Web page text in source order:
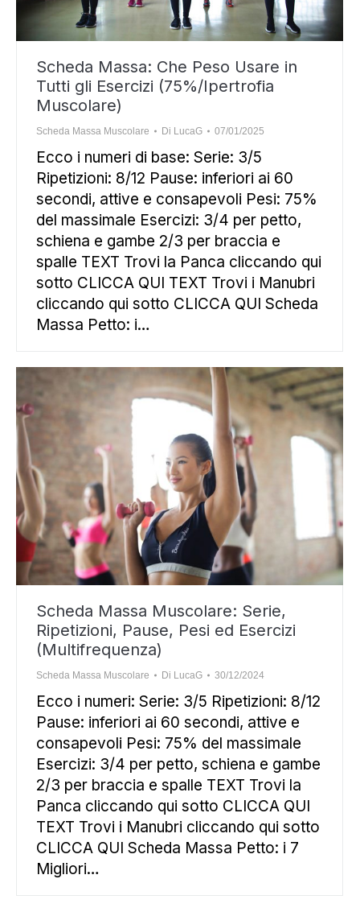
Scheda Massa: Che Peso Usare in
Tutti gli Esercizi (75%/Ipertrofia
Muscolare)
Scheda Massa Muscolare Di LucaG 07/01/2025
Ecco i numeri di base: Serie: 3/5
Ripetizioni: 8/12 Pause: inferiori ai 60
secondi, attive e consapevoli Pesi: 75%
del massimale Esercizi: 3/4 per petto,
schiena e gambe 2/3 per braccia e
spalle TEXT Trovi la Panca cliccando qui
sotto CLICCA QUI TEXT Trovi i Manubri
cliccando qui sotto CLICCA QUI Scheda
Massa Petto: i…
Scheda Massa Muscolare: Serie,
Ripetizioni, Pause, Pesi ed Esercizi
(Multifrequenza)
Scheda Massa Muscolare Di LucaG 30/12/2024
Ecco i numeri: Serie: 3/5 Ripetizioni: 8/12
Pause: inferiori ai 60 secondi, attive e
consapevoli Pesi: 75% del massimale
Esercizi: 3/4 per petto, schiena e gambe
2/3 per braccia e spalle TEXT Trovi la
Panca cliccando qui sotto CLICCA QUI
TEXT Trovi i Manubri cliccando qui sotto
CLICCA QUI Scheda Massa Petto: i 7
Migliori…